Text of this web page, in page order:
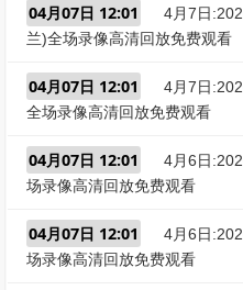
04月07日 12:01
4月7日
兰)全场录像高清回放免费观看
04月07日 12:01
4月7日
全场录像高清回放免费观看
04月07日 12:01
4月6日
场录像高清回放免费观看
04月07日 12:01
4月6日
场录像高清回放免费观看